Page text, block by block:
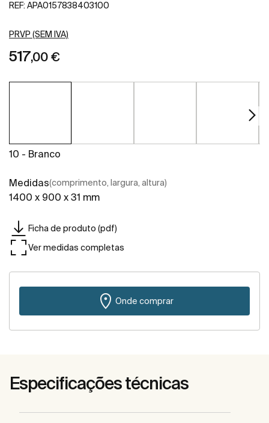
REF: APA0157838403100
PRVP (SEM IVA)
517,00 €
10 - Branco
Medidas(comprimento, largura, altura)
1400 x 900 x 31 mm
Ficha de produto (pdf)
Ver medidas completas
Onde comprar
Especificações técnicas